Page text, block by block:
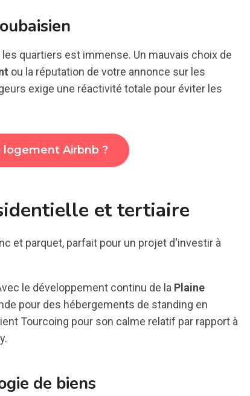
quartiers est immense. Un mauvais choix de
ou la réputation de votre annonce sur les
exige une réactivité totale pour éviter les
logement Airbnb ?
et tertiaire
le développement continu de la Plaine
pour des hébergements de standing en
Tourcoing pour son calme relatif par rapport à
de biens